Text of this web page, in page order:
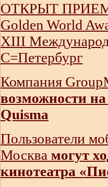
ОТКРЫТ
Golden World
XIII
С=Петербург
Компания
возможности
Quisma
Пользователи
Москва могут
кинотеатра